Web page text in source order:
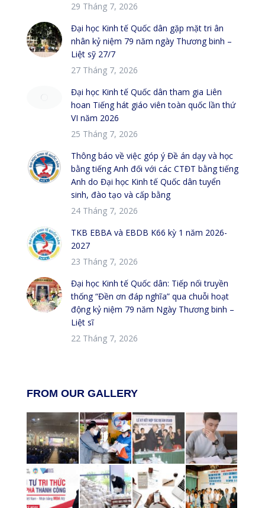
29 Tháng 7, 2026
Đại học Kinh tế Quốc dân gặp mặt tri ân
nhân kỷ niệm 79 năm ngày Thương binh –
Liệt sỹ 27/7
27 Tháng 7, 2026
Đại học Kinh tế Quốc dân tham gia Liên
hoan Tiếng hát giáo viên toàn quốc lần thứ
VI năm 2026
25 Tháng 7, 2026
Thông báo về việc góp ý Đề án dạy và học
bằng tiếng Anh đối với các CTĐT bằng tiếng
Anh do Đại học Kinh tế Quốc dân tuyển
sinh, đào tạo và cấp bằng
24 Tháng 7, 2026
TKB EBBA và EBDB K66 kỳ 1 năm 2026-
2027
23 Tháng 7, 2026
Đại học Kinh tế Quốc dân: Tiếp nối truyền
thống “Đền ơn đáp nghĩa” qua chuỗi hoạt
động kỷ niệm 79 năm Ngày Thương binh –
Liệt sĩ
22 Tháng 7, 2026
FROM OUR GALLERY